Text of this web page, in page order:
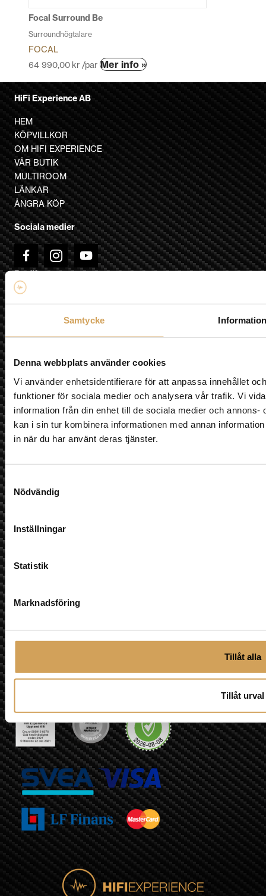
Samtycke
Denna webbplats använder cookies
Vi använder enhetsidentifierare för att anpassa innehållet
funktioner för sociala medier och analysera vår trafik. Vi
information från din enhet till de sociala medier och
kan i sin tur kombinera informationen med annan
in när du har använt deras tjänster.
Samtyckesval
Nödvändig
Inställningar
Statistik
Marknadsföring
Tillåt alla
Tillåt urval
Focal Surround Be
Surroundhögtalare
FOCAL
64 990,00 kr /par Mer info »Den
varianter.
De
olika
alternativen
kan
väljas
på
produktsidan
HiFi Experience AB
HEM
KÖPVILLKOR
OM HIFI EXPERIENCE
VÅR BUTIK
MULTIROOM
LÄNKAR
ÅNGRA KÖP
Sociala medier
Besök oss
Fyrislundsgatan 68
Karta »
E-post
info@hifiexperience.se
Telefon butik
018-124010
Telefon Mobil
0709-145444
Nyhetsbrev
Prenumerera på nyhetsbrev